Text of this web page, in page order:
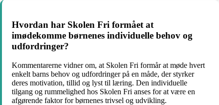
Hvordan har Skolen Fri formået at
imødekomme børnenes individuelle behov og
udfordringer?
Kommentarerne vidner om, at Skolen Fri formår at møde hvert
enkelt barns behov og udfordringer på en måde, der styrker
deres motivation, tillid og lyst til læring. Den individuelle
tilgang og rummelighed hos Skolen Fri anses for at være en
afgørende faktor for børnenes trivsel og udvikling.